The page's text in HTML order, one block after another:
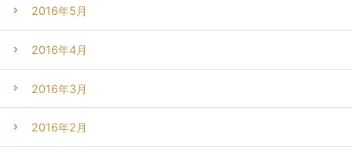
2016年5月
2016年4月
2016年3月
2016年2月